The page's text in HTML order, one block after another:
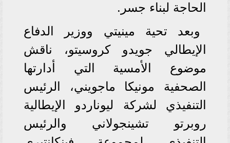
الحاجة لبناء جسر.
وبعد تحية مينيتي ووزير الدفاع
الإيطالي جويدو كروسيتو، ناقش
موضوع الأمسية التي أدارتها
الصحفية مونيكا ماجويني، الرئيس
التنفيذي لشركة ليوناردو الإيطالية
روبرتو تشينجولاني والرئيس